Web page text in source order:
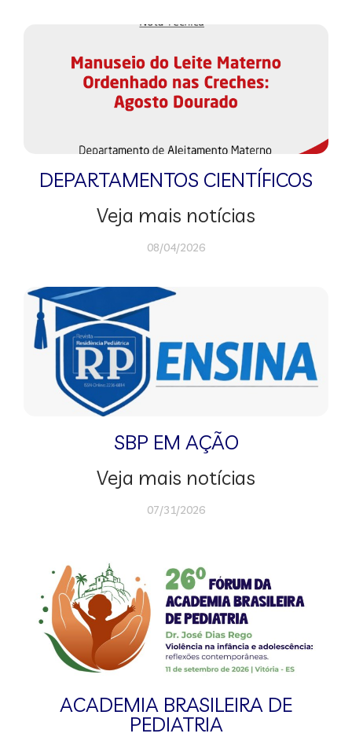
DEPARTAMENTOS CIENTÍFICOS
Veja mais notícias
08/04/2026
SBP EM AÇÃO
Veja mais notícias
07/31/2026
ACADEMIA BRASILEIRA DE
PEDIATRIA